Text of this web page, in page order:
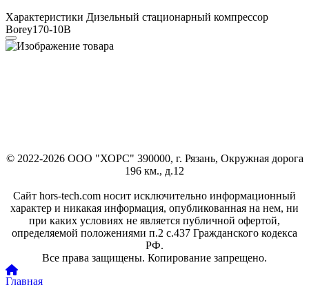
Характеристики Дизельный стационарный компрессор
Borey170-10B
© 2022-2026 ООО "ХОРС" 390000, г. Рязань, Окружная дорога
196 км., д.12
Сайт hors-tech.com носит исключительно информационный
характер и никакая информация, опубликованная на нем, ни
при каких условиях не является публичной офертой,
определяемой положениями п.2 с.437 Гражданского кодекса
РФ.
Все права защищены. Копирование запрещено.
Главная